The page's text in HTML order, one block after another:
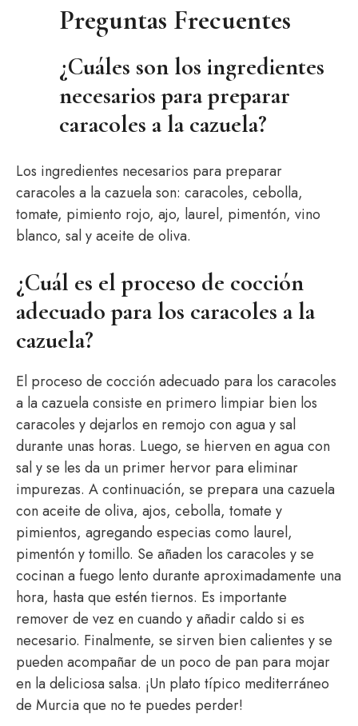
Preguntas Frecuentes
¿Cuáles son los ingredientes
necesarios para preparar
caracoles a la cazuela?
Los ingredientes necesarios para preparar
caracoles a la cazuela son: caracoles, cebolla,
tomate, pimiento rojo, ajo, laurel, pimentón, vino
blanco, sal y aceite de oliva.
¿Cuál es el proceso de cocción
adecuado para los caracoles a la
cazuela?
El proceso de cocción adecuado para los caracoles
a la cazuela consiste en primero limpiar bien los
caracoles y dejarlos en remojo con agua y sal
durante unas horas. Luego, se hierven en agua con
sal y se les da un primer hervor para eliminar
impurezas. A continuación, se prepara una cazuela
con aceite de oliva, ajos, cebolla, tomate y
pimientos, agregando especias como laurel,
pimentón y tomillo. Se añaden los caracoles y se
cocinan a fuego lento durante aproximadamente una
hora, hasta que estén tiernos. Es importante
remover de vez en cuando y añadir caldo si es
necesario. Finalmente, se sirven bien calientes y se
pueden acompañar de un poco de pan para mojar
en la deliciosa salsa. ¡Un plato típico mediterráneo
de Murcia que no te puedes perder!